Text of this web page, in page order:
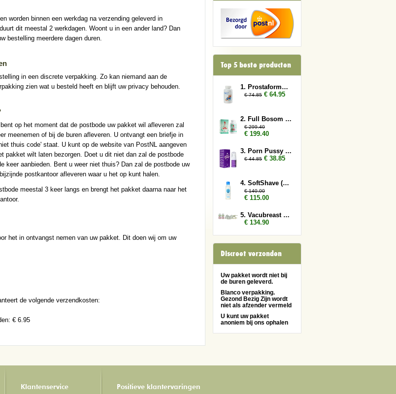
worden binnen een werkdag na verzending geleverd in
dit meestal 2 werkdagen. Woont u in een ander land? Dan
bestelling meerdere dagen duren.
in een discrete verpakking. Zo kan niemand aan de
zien wat u besteld heeft en blijft uw privacy behouden.
op het moment dat de postbode uw pakket wil afleveren zal
meenemen of bij de buren afleveren. U ontvangt een briefje in
thuis code' staat. U kunt op de website van PostNL aangeven
pakket wilt laten bezorgen. Doet u dit niet dan zal de postbode
keer aanbieden. Bent u weer niet thuis? Dan zal de postbode uw
postkantoor afleveren waar u het op kunt halen.
meestal 3 keer langs en brengt het pakket daarna naar het
het in ontvangst nemen van uw pakket. Dit doen wij om uw
de volgende verzendkosten:
€ 6.95
Top 5 beste producten
1. Prostaformula 3x
€ 74.85 € 64.95
2. Full Bosom 12x
€ 299.40
€ 199.40
3. Porn Pussy 3x
€ 44.85 € 38.85
4. SoftShave (150 ml) 10x
€ 140.00
€ 115.00
5. Vacubreast pomp met 2 potten
€ 134.90
Discreet verzonden
Uw pakket wordt niet bij
de buren geleverd.
Blanco verpakking.
Gezond Bezig Zijn wordt
niet als afzender vermeld
U kunt uw pakket
anoniem bij ons ophalen
Klantenservice Positieve klantervaringen